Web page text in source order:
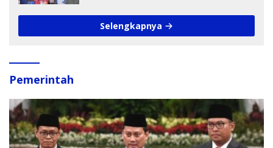
Selengkapnya
Pemerintah